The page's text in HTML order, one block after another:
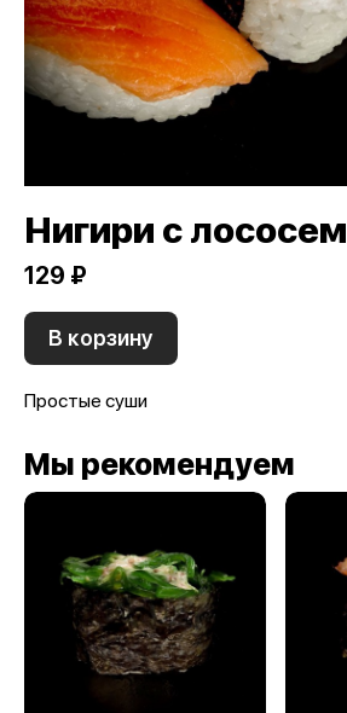
Нигири с лососем
129 ₽
В корзину
Простые суши
Мы рекомендуем